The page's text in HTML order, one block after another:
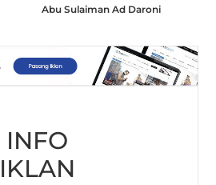
Abu Sulaiman Ad Daroni
INFO
IKLAN